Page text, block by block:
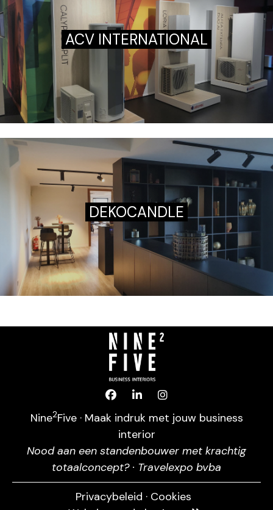
ACV INTERNATIONAL
DEKOCANDLE
Nine2Five · Maak indruk met jouw business
interior
Nood aan een standenbouwer met krachtig
totaalconcept? · Travelexpo bvba
Privacybeleid · Cookies